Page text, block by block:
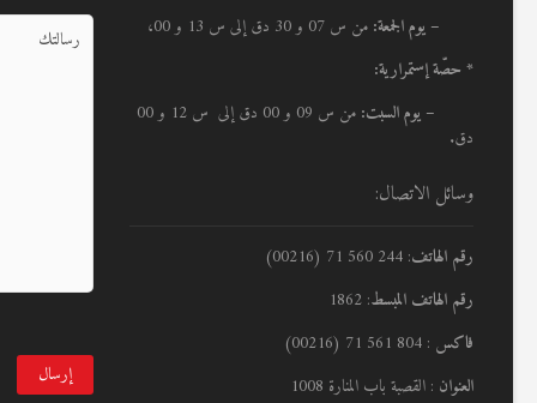
– يوم الجمعة: من س 07 و 30 دق إلى س 13 و 00،
* حصّة إستمرارية:
– يوم السبت:
من س 09 و 00 دق إلى س 12 و 00
دق.
وسائل الاتصال:
رقم الهاتف: 244 560 71 (00216)
رقم الهاتف المبسط: 1862
فاكس : 804 561 71 (00216)
العنوان : القصبة باب المنارة 1008